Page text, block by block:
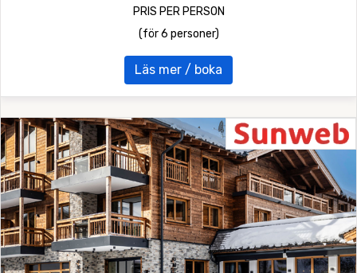
PRIS PER PERSON
(för 6 personer)
Läs mer / boka